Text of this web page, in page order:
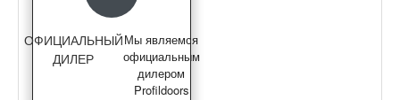
ОФИЦИАЛЬНЫЙ
ДИЛЕР
Мы являемся
официальным
дилером
Profildoors